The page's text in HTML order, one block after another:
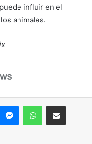
puede influir en el
animales.
MessengerWhatsAppCompartir vía correo